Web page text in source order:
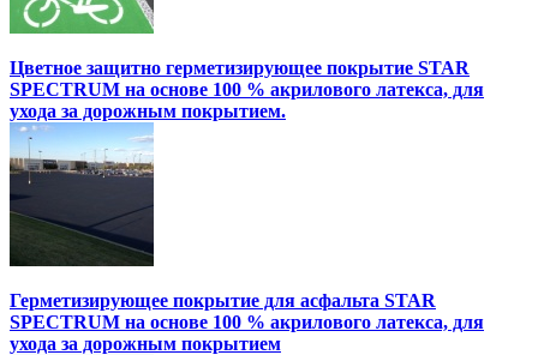
Цветное защитно герметизирующее покрытие STAR
SPECTRUM на основе 100 % акрилового латекса, для
ухода за дорожным покрытием.
Герметизирующее покрытие для асфальта STAR
SPECTRUM на основе 100 % акрилового латекса, для
ухода за дорожным покрытием